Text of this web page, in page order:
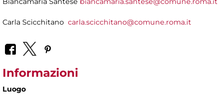
Carla Scicchitano carla.scicchitano@comune.roma.it
Informazioni
Luogo